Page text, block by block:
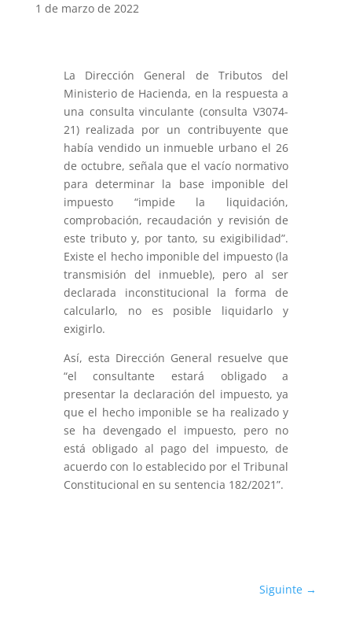
1 de marzo de 2022
La Dirección General de Tributos del
Ministerio de Hacienda, en la respuesta a
una consulta vinculante (consulta V3074-
21) realizada por un contribuyente que
había vendido un inmueble urbano el 26
de octubre, señala que el vacío normativo
para determinar la base imponible del
impuesto “impide la liquidación,
comprobación, recaudación y revisión de
este tributo y, por tanto, su exigibilidad”.
Existe el hecho imponible del impuesto (la
transmisión del inmueble), pero al ser
declarada inconstitucional la forma de
calcularlo, no es posible liquidarlo y
exigirlo.
Así, esta Dirección General resuelve que
“el consultante estará obligado a
presentar la declaración del impuesto, ya
que el hecho imponible se ha realizado y
se ha devengado el impuesto, pero no
está obligado al pago del impuesto, de
acuerdo con lo establecido por el Tribunal
Constitucional en su sentencia 182/2021”.
Siguinte →